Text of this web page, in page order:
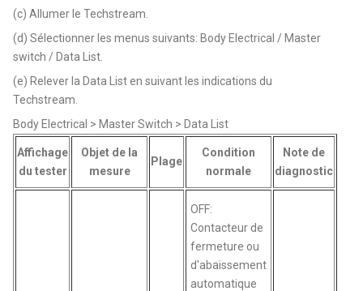
(c) Allumer le Techstream.
(d) Sélectionner les menus suivants: Body Electrical / Master
switch / Data List.
(e) Relever la Data List en suivant les indications du
Techstream.
Body Electrical > Master Switch > Data List
Affichage
du tester
Objet de la
mesure
Plage
Condition
normale
Note de
diagnostic
OFF:
Contacteur de
fermeture ou
d'abaissement
automatique